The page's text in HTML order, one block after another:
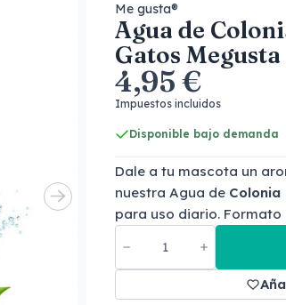
Me gusta®
Agua de
Gatos Megusta
4,95 €
Impuestos incluidos
Disponible bajo demanda
Dale a tu mascota un
nuestra Agua de Colonia
para uso diario. Formato